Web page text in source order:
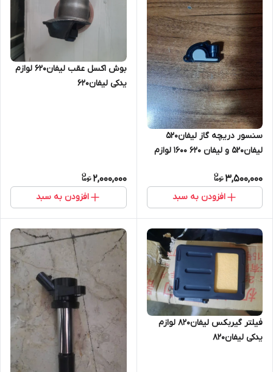
سنسور دریچه گاز لیفان۵۲۰
لیفان520 و لیفان ۶۲۰ ۱۶۰۰ لوازم
3,500,000
افزودن به سبد
بوش اکسل عقب لیفان۶۲۰ لوازم
یدکی لیفان۶۲۰
2,000,000
افزودن به سبد
فیلتر گیربکس لیفان۸۲۰ لوازم
یدکی لیفان۸۲۰